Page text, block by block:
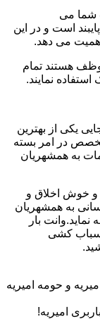
شما می
است و در این
می دهد.
هستند تمام
نمایند.
یکی از بهترین
در امر بسته
به همشهریان
و خوش اخلاق و
به همشهریان
بار
اسباب کشی
و حومه امیریه
امیریه!